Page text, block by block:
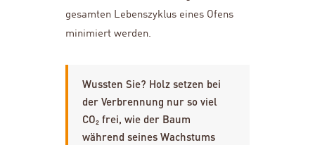
gesamten Lebenszyklus eines Ofens
minimiert werden.
Wussten Sie? Holz setzen bei
der Verbrennung nur so viel
CO₂ frei, wie der Baum
während seines Wachstums